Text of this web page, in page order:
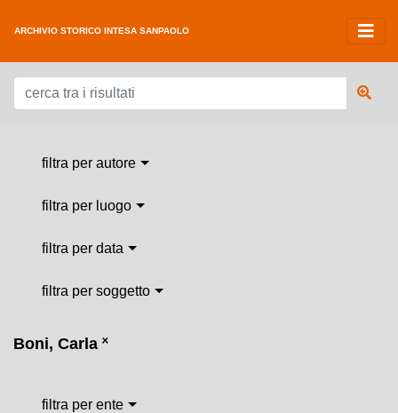
ARCHIVIO STORICO INTESA SANPAOLO
filtra per autore
filtra per luogo
filtra per data
filtra per soggetto
Boni, Carla ˟
filtra per ente